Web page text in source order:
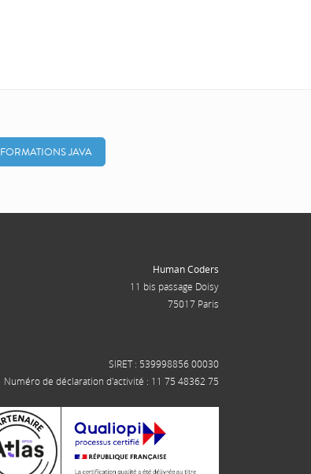
FORMATIONS JAVA
Human Coders
11 bis passage Doisy
75017 Paris
SIRET : 539998856 00030
Numéro de déclaration d'activité : 11 75 48362 75